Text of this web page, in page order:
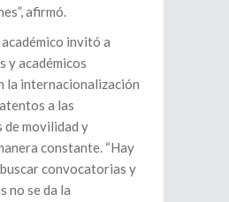
afirmó.
invitó a
y académicos
la internacionalización
a las
movilidad y
constante. “Hay
convocatorias y
no se da la